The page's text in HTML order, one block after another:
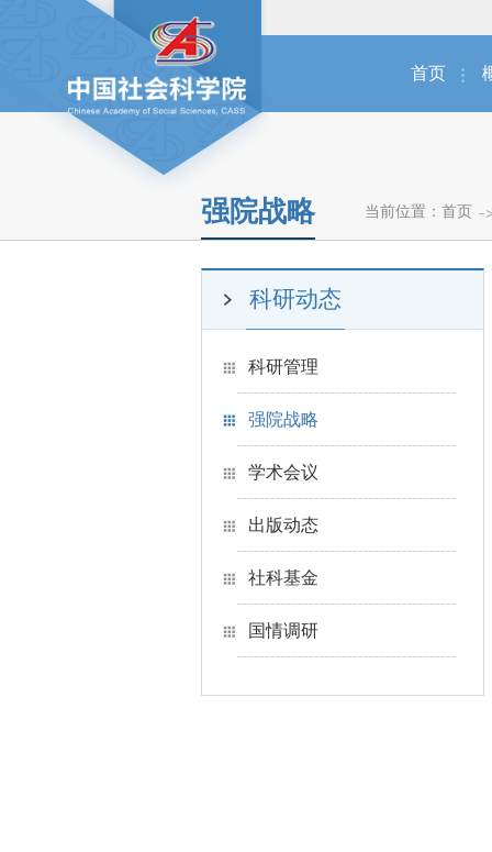
首页
强院战略 当前位置： 首页
科研动态
科研管理
强院战略
学术会议
出版动态
社科基金
国情调研